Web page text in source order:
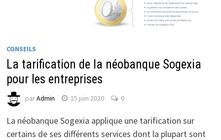
CONSEILS
La tarification de la néobanque Sogexia
pour les entreprises
parAdmin 15 juin 2020 0
La néobanque Sogexia applique une tarification sur
certains de ses différents services dont la plupart sont